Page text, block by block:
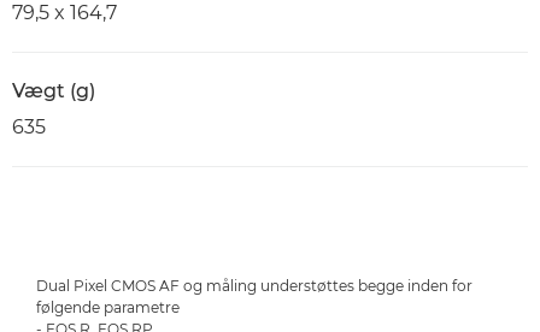
79,5 x 164,7
Vægt (g)
635
Dual Pixel CMOS AF og måling understøttes begge inden for
følgende parametre